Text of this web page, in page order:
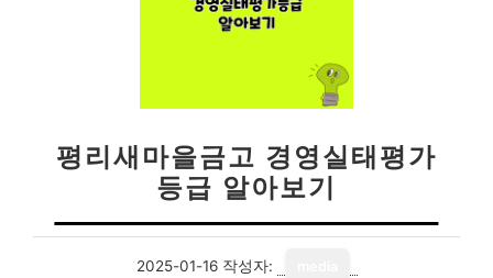
평리새마을금고 경영실태평가
등급 알아보기
2025-01-16 작성자: